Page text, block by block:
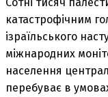
катастрофічним
ізраїльського
міжнародних
населення
перебуває в